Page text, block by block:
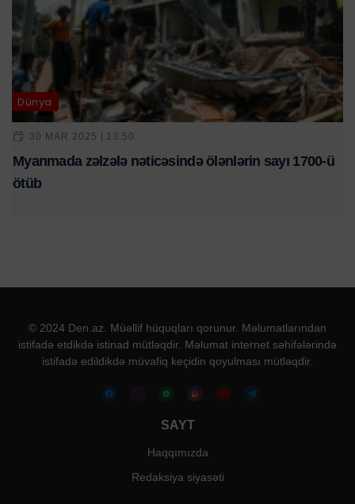
Dünya
30 MAR 2025 | 13:50
Myanmada zəlzələ nəticəsində ölənlərin sayı 1700-ü
ötüb
© 2024 Den.az. Müəllif hüquqları qorunur. Məlumatlarından
istifadə etdikdə istinad mütləqdir. Məlumat internet səhifələrində
istifadə edildikdə müvafiq keçidin qoyulması mütləqdir.
SAYT
Haqqımızda
Redaksiya siyasəti